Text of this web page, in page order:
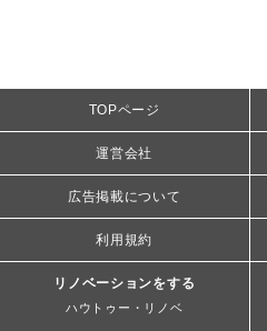
TOPページ
運営会社
広告掲載について
利用規約
リノベーションをする
ハウトゥー・リノベ